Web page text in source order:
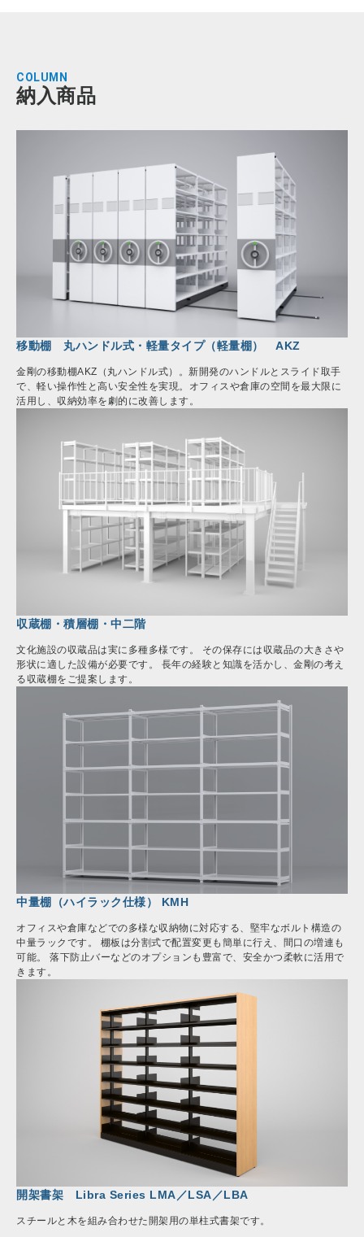
COLUMN
納入商品
移動棚 丸ハンドル式・軽量タイプ（軽量棚） AKZ
金剛の移動棚AKZ（丸ハンドル式）。新開発のハンドルとスライド取手
で、軽い操作性と高い安全性を実現。オフィスや倉庫の空間を最大限に
活用し、収納効率を劇的に改善します。
収蔵棚・積層棚・中二階
文化施設の収蔵品は実に多種多様です。 その保存には収蔵品の大きさや
形状に適した設備が必要です。 長年の経験と知識を活かし、金剛の考え
る収蔵棚をご提案します。
中量棚（ハイラック仕様） KMH
オフィスや倉庫などでの多様な収納物に対応する、堅牢なボルト構造の
中量ラックです。 棚板は分割式で配置変更も簡単に行え、間口の増連も
可能。 落下防止バーなどのオプションも豊富で、安全かつ柔軟に活用で
きます。
開架書架 Libra Series LMA／LSA／LBA
スチールと木を組み合わせた開架用の単柱式書架です。